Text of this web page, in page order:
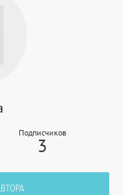
Подписчиков
3